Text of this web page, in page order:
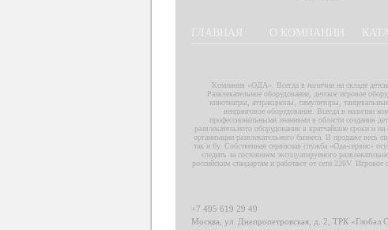
ГЛАВНАЯ О КОМПАНИИ
Компания «ОДА». Всегда в наличии на складе
Развлекательное оборудование, детское игровое
кинотеатры, аттракционы, симуляторы,
вендинговое оборудование. Всегда в наличии
профессиональными знаниями в области создания
развлекательного оборудования в кратчайшие сроки и
организации развлекательного бизнеса. В продаже
так и бу. Собственная сервисная служба «Ода-сервис»
следить за состоянием эксплуатируемого
российским стандартам и работают от сети 220V.
+7 495 619 29 49
Москва, ул. Днепропетровская, д. 2, ТРК «Глобал